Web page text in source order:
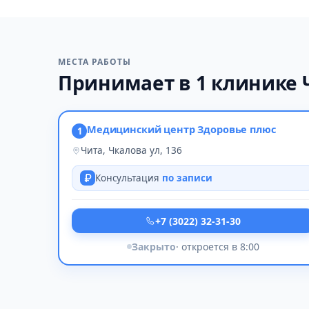
МЕСТА РАБОТЫ
Принимает в 1 клинике
1 Медицинский центр Здоровье плюс
Чита, Чкалова ул, 136
Консультация по записи
+7 (3022) 32-31-30
Закрыто· откроется в 8:00